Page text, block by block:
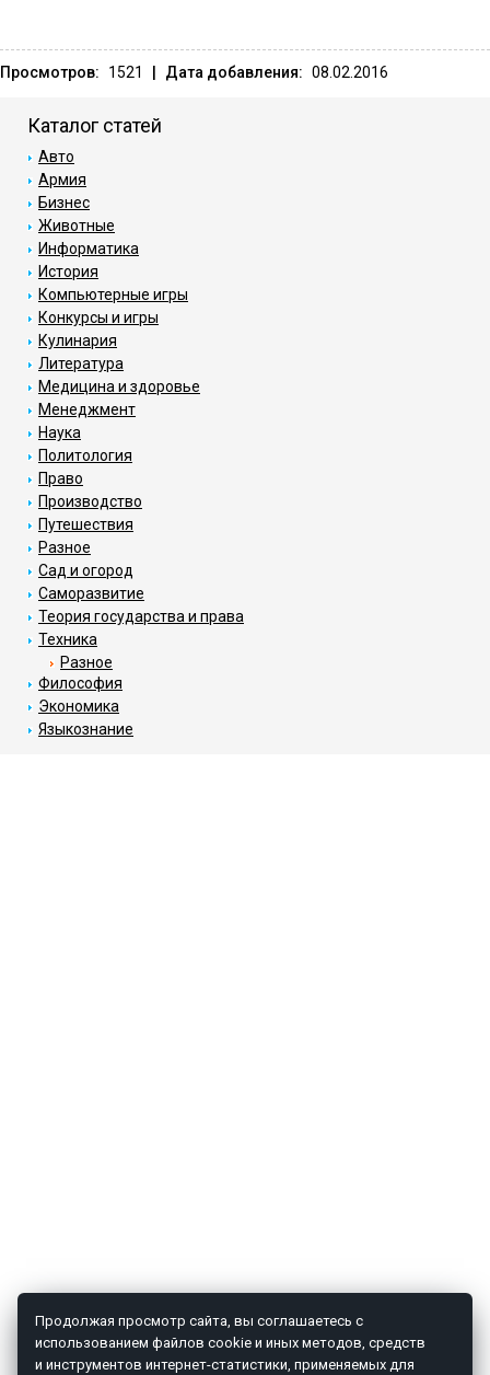
Просмотров: 1521 Дата добавления: 08.02.2016
Каталог статей
Авто
Армия
Бизнес
Животные
Информатика
История
Компьютерные игры
Конкурсы и игры
Кулинария
Литература
Медицина и здоровье
Менеджмент
Наука
Политология
Право
Производство
Путешествия
Разное
Сад и огород
Саморазвитие
Теория государства и права
Техника
Разное
Философия
Экономика
Языкознание
Продолжая просмотр сайта, вы соглашаетесь с
использованием файлов cookie и иных методов, средств
и инструментов интернет-статистики, применяемых для